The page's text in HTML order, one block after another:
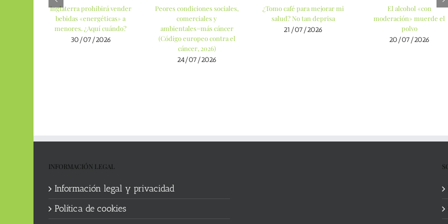
Inglaterra prohibirá vender
bebidas «energéticas» a
menores. ¿Aquí cuándo?
30/07/2026
Peores condiciones sociales,
comerciales y
ambientales=más cáncer
(Código europeo contra el
cáncer, 2026)
24/07/2026
¿Tomo café para mejorar mi
salud? No tan deprisa
21/07/2026
El alcohol «con
moderación» muerde el
polvo
20/07/2026
INFORMACIÓN LEGAL
Información legal y privacidad
Política de cookies